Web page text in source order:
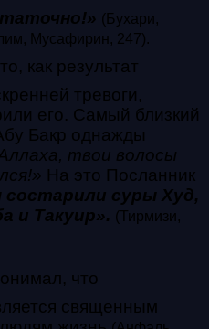
(Бухари,
Мусафирин, 247).
тревоги,
его. Самый близкий
Бакр однажды
твои волосы
На это Посланник
состарили суры Худ,
и Такуир». (Тирмизи,
священным